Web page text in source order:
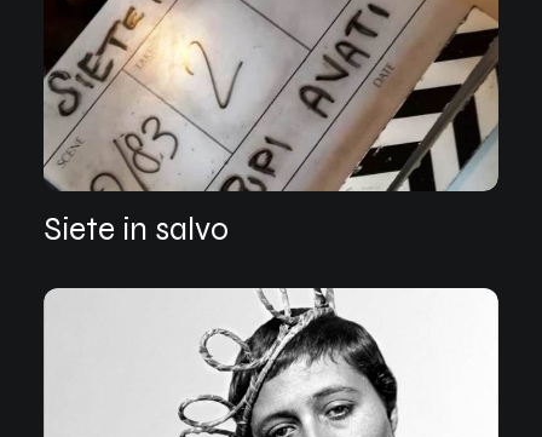
Siete in salvo